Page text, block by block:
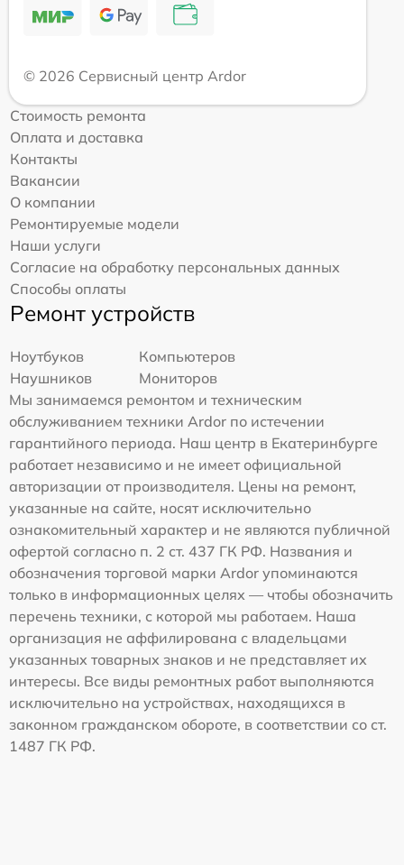
© 2026 Сервисный центр Ardor
Стоимость ремонта
Оплата и доставка
Контакты
Вакансии
О компании
Ремонтируемые модели
Наши услуги
Согласие на обработку персональных данных
Способы оплаты
Ремонт устройств
Ноутбуков
Компьютеров
Наушников
Мониторов
Мы занимаемся ремонтом и техническим
обслуживанием техники Ardor по истечении
гарантийного периода. Наш центр в Екатеринбурге
работает независимо и не имеет официальной
авторизации от производителя. Цены на ремонт,
указанные на сайте, носят исключительно
ознакомительный характер и не являются публичной
офертой согласно п. 2 ст. 437 ГК РФ. Названия и
обозначения торговой марки Ardor упоминаются
только в информационных целях — чтобы обозначить
перечень техники, с которой мы работаем. Наша
организация не аффилирована с владельцами
указанных товарных знаков и не представляет их
интересы. Все виды ремонтных работ выполняются
исключительно на устройствах, находящихся в
законном гражданском обороте, в соответствии со ст.
1487 ГК РФ.